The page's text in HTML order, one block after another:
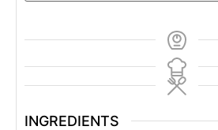
INGREDIENTS